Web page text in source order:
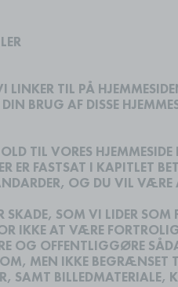
LINKER TIL PÅ
BRUG AF DISSE
TIL VORES HJEMMESIDE
ER FASTSAT I KAPITLET
OG DU VIL
SOM VI LIDER
IKKE AT VÆRE
OG OFFENTLIGGØRE
MEN IKKE
SAMT